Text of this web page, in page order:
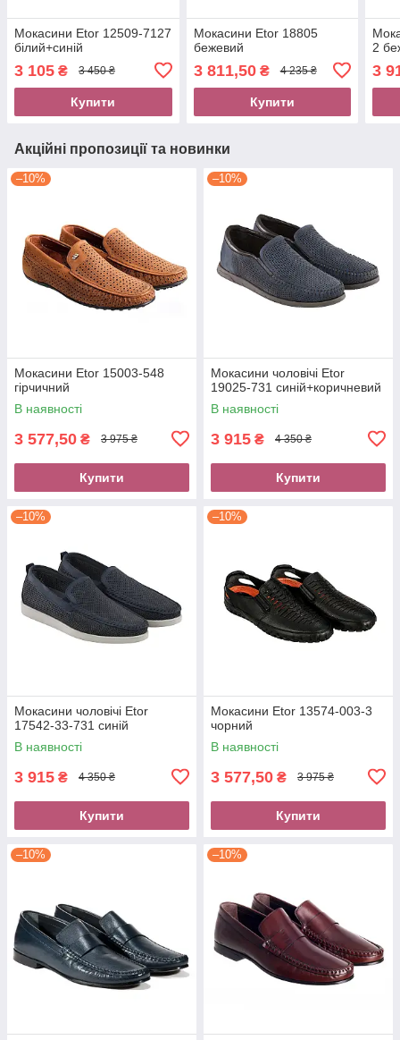
Мокасини Etor 12509-7127
білий+синій
3 105 ₴ 3 450 ₴
Купити
Мокасини Etor 18805
бежевий
3 811,50₴ 4 235 ₴
Купити
2
3
Акційні пропозиції та новинки
–10%
Мокасини Etor 15003-548
гірчичний
В наявності
3 577,50 ₴ 3 975 ₴
Купити
–10%
Мокасини чоловічі Etor
19025-731 синій+коричневий
В наявності
3 915 ₴ 4 350 ₴
Купити
–10%
Мокасини чоловічі Etor
17542-33-731 синій
В наявності
3 915 ₴ 4 350 ₴
Купити
–10%
Мокасини Etor 13574-003-3
чорний
В наявності
3 577,50 ₴ 3 975 ₴
Купити
–10% –10%